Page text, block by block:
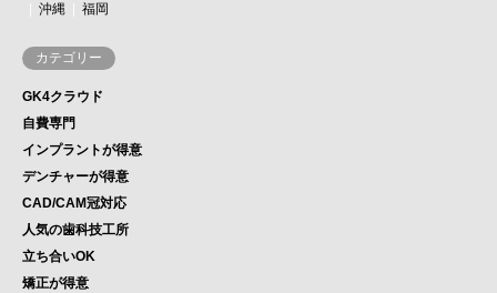
沖縄
福岡
カテゴリー
GK4クラウド
自費専門
インプラントが得意
デンチャーが得意
CAD/CAM冠対応
人気の歯科技工所
立ち合いOK
矯正が得意